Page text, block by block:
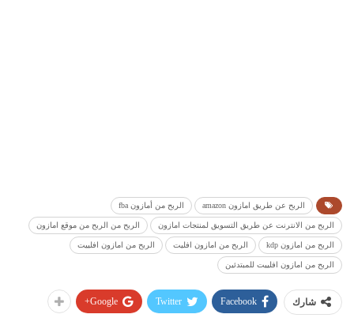
الربح عن طريق امازون amazon الربح من أمازون fba
الربح من الانترنت عن طريق التسويق لمنتجات امازون الربح من الربح من موقع امازون
الربح من امازون kdp الربح من امازون افليت الربح من امازون افلييت
الربح من امازون افلييت للمبتدئين
شارك Facebook
Twitter
Google+